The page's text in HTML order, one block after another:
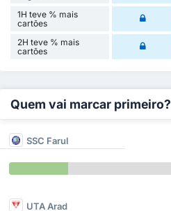
1H teve % mais
cartões
2H teve % mais
cartões
Quem vai marcar primeiro?
SSC Farul
UTA Arad